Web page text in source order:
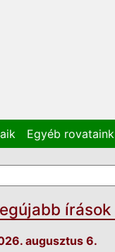
Egyéb rovataink
űrlap
írások
augusztus 6.